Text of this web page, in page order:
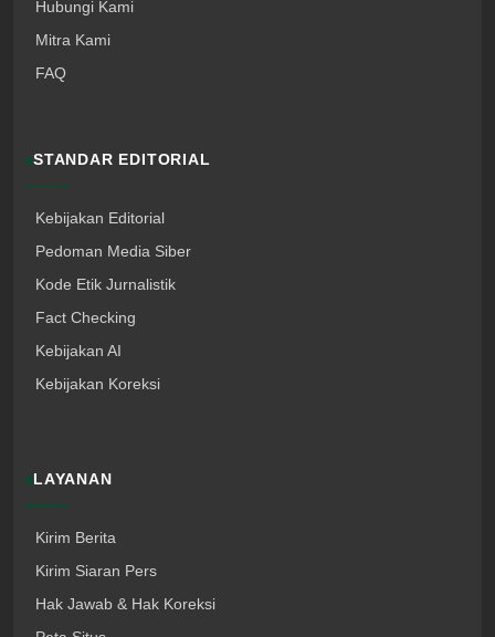
Hubungi Kami
Mitra Kami
FAQ
STANDAR EDITORIAL
Kebijakan Editorial
Pedoman Media Siber
Kode Etik Jurnalistik
Fact Checking
Kebijakan AI
Kebijakan Koreksi
LAYANAN
Kirim Berita
Kirim Siaran Pers
Hak Jawab & Hak Koreksi